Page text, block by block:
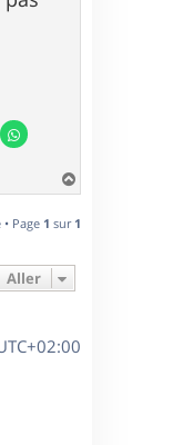
a
t
• Page 1 sur 1
Aller